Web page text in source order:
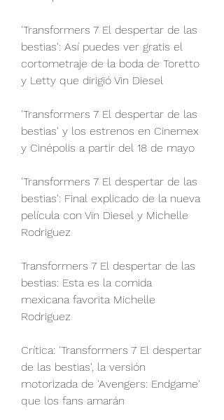
'Transformers 7 El despertar de las
bestias': Así puedes ver gratis el
cortometraje de la boda de Toretto
y Letty que dirigió Vin Diesel
'Transformers 7 El despertar de las
bestias' y los estrenos en Cinemex
y Cinépolis a partir del 18 de mayo
'Transformers 7 El despertar de las
bestias': Final explicado de la nueva
película con Vin Diesel y Michelle
Rodriguez
Transformers 7 El despertar de las
bestias: Esta es la comida
mexicana favorita Michelle
Rodriguez
Crítica: 'Transformers 7 El despertar
de las bestias', la versión
motorizada de 'Avengers: Endgame'
que los fans amarán